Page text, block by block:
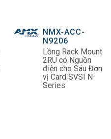
NMX-ACC-
N9206
Lồng Rack Mount
2RU có Nguồn
điện cho Sáu Đơn
vị Card SVSI N-
Series